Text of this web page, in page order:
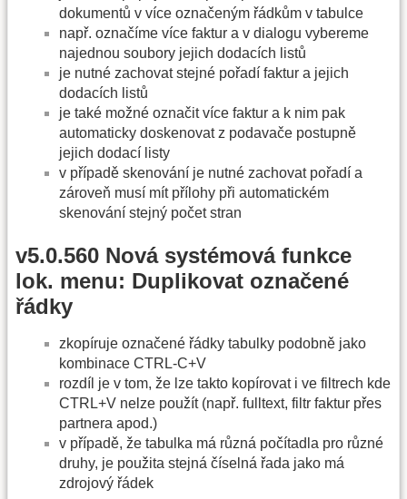
dokumentů v více označeným řádkům v tabulce
např. označíme více faktur a v dialogu vybereme
najednou soubory jejich dodacích listů
je nutné zachovat stejné pořadí faktur a jejich
dodacích listů
je také možné označit více faktur a k nim pak
automaticky doskenovat z podavače postupně
jejich dodací listy
v případě skenování je nutné zachovat pořadí a
zároveň musí mít přílohy při automatickém
skenování stejný počet stran
v5.0.560 Nová systémová funkce
lok. menu: Duplikovat označené
řádky
zkopíruje označené řádky tabulky podobně jako
kombinace CTRL-C+V
rozdíl je v tom, že lze takto kopírovat i ve filtrech kde
CTRL+V nelze použít (např. fulltext, filtr faktur přes
partnera apod.)
v případě, že tabulka má různá počítadla pro různé
druhy, je použita stejná číselná řada jako má
zdrojový řádek